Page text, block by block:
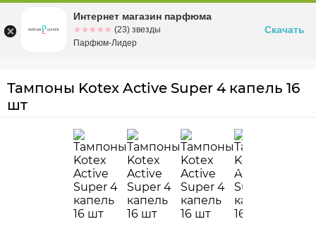
Омскул. Заозерная, 11, к. 1
Тампоны Kotex Active Super 4 капель 16
шт
4
Интернет магазин парфюма
☆☆☆☆☆
★★★★★ (23) звезды
Парфюм-Лидер
Скачать